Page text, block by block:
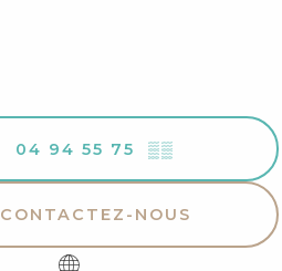
04 94 55 75 ▒▒
CONTACTEZ-NOUS